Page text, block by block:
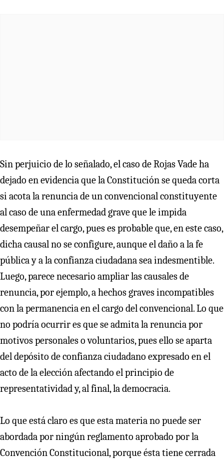
Sin perjuicio de lo señalado, el caso de Rojas Vade ha
dejado en evidencia que la Constitución se queda corta
si acota la renuncia de un convencional constituyente
al caso de una enfermedad grave que le impida
desempeñar el cargo, pues es probable que, en este caso,
dicha causal no se configure, aunque el daño a la fe
pública y a la confianza ciudadana sea indesmentible.
Luego, parece necesario ampliar las causales de
renuncia, por ejemplo, a hechos graves incompatibles
con la permanencia en el cargo del convencional. Lo que
no podría ocurrir es que se admita la renuncia por
motivos personales o voluntarios, pues ello se aparta
del depósito de confianza ciudadano expresado en el
acto de la elección afectando el principio de
representatividad y, al final, la democracia.
Lo que está claro es que esta materia no puede ser
abordada por ningún reglamento aprobado por la
Convención Constitucional, porque ésta tiene cerrada